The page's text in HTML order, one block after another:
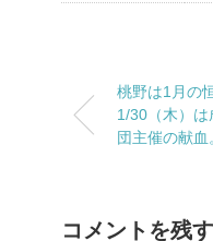
桃野は1月の
1/30（木）
団主催の献血
コメントを残す